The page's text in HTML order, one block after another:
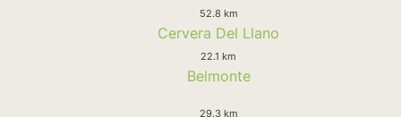
52.8 km
Cervera Del Llano
22.1 km
Belmonte
29.3 km